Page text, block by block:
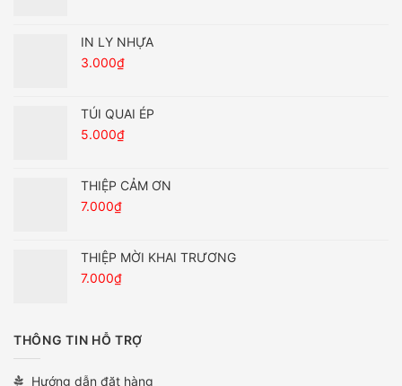
IN LY NHỰA
3.000₫
TÚI QUAI ÉP
5.000₫
THIỆP CẢM ƠN
7.000₫
THIỆP MỜI KHAI TRƯƠNG
7.000₫
THÔNG TIN HỖ TRỢ
Hướng dẫn đặt hàng